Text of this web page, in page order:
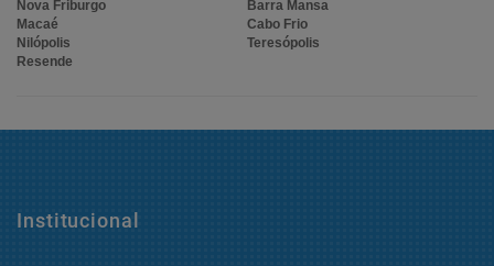
Nova Friburgo
Barra Mansa
Macaé
Cabo Frio
Nilópolis
Teresópolis
Resende
Institucional